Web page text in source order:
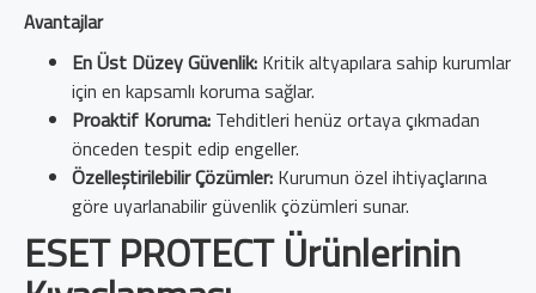
Avantajlar
En Üst Düzey Güvenlik: Kritik altyapılara sahip kurumlar
için en kapsamlı koruma sağlar.
Proaktif Koruma: Tehditleri henüz ortaya çıkmadan
önceden tespit edip engeller.
Özelleştirilebilir Çözümler: Kurumun özel ihtiyaçlarına
göre uyarlanabilir güvenlik çözümleri sunar.
ESET PROTECT Ürünlerinin